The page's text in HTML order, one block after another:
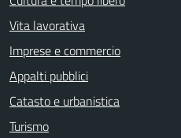
Vita lavorativa
Imprese e commercio
Appalti pubblici
Catasto e urbanistica
Turismo